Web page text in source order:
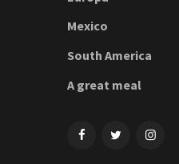
Mexico
South America
A great meal